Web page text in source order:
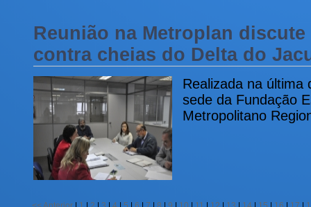
Reunião na Metroplan
contra cheias do Delta do
Realizada na última
sede da Fundação
Metropolitano